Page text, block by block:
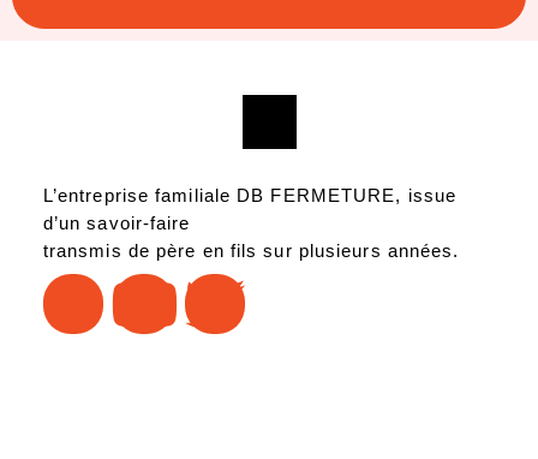
L’entreprise familiale DB FERMETURE, issue
d’un savoir-faire
transmis de père en fils sur plusieurs années.